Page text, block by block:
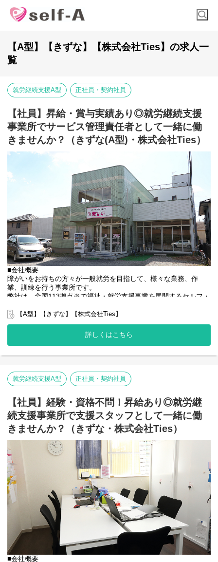
【A型】【きずな】【株式会社Ties】の求人一
覧
就労継続支援A型 正社員・契約社員
【社員】昇給・賞与実績あり◎就労継続支援
事業所でサービス管理責任者として一緒に働
きませんか？（きずな(A型)・株式会社Ties）
■会社概要
障がいをお持ちの方々が一般就労を目指して、様々な業務、作
業、訓練を行う事業所です。
弊社は、全国113拠点※で福祉・就労支援事業を展開するセルフ・
グループ全体で培った豊富なノウハウとネットワークを活かし、
スタッフが安心して長く働ける職場づくりに取り組んでいます。
弊社グループでは2つのパターンの事業所を全国に展開をさせて頂
【就労継続支援A型事業所】
般就労を目指すサービス。
【就労継続支援B型事業所】
般就労を目指す、または高い工賃を目指すサービス。
利用者さんと様々な話しをしながら目標などを一緒に立てて一般
就労までのお手伝いをして頂く、サービス管理責任者を募集して
おります。
■業務内容
就労施設でのサービス管理責任者の業務。
・個別支援計画の作成一式。（弊社システムを使用して作成して
いきます。）
・利用者さん、ご両親、外部関係機関との連絡調整。
・相談員、事業所支援員との会議、連絡等。
・その他、付随する業務
弊社グループのサービス管理責任者の業務内容は他社さんと比べ
て働き安い環境を整え業務負荷を減らす工夫をしております。
・支援費請求は行いません。代理請求を導入していますので利用
記録のチェックのみです。
・個別支援計画、ケース記録を含めた必要な様々な書類は管理シ
【A型】【きずな】【株式会社Ties】
詳しくはこちら
就労継続支援A型 正社員・契約社員
【社員】経験・資格不問！昇給あり◎就労継
続支援事業所で支援スタッフとして一緒に働
きませんか？（きずな・株式会社Ties）
■会社概要